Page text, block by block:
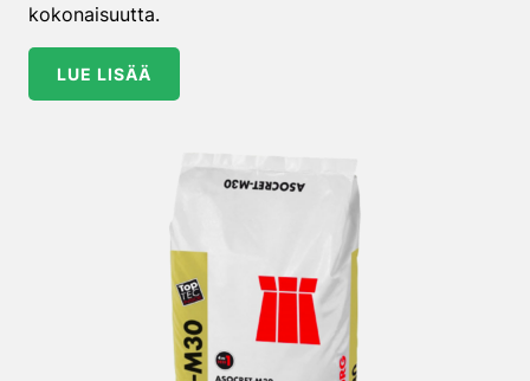
kokonaisuutta.
LUE LISÄÄ